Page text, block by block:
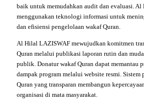
baik untuk memudahkan audit dan evaluasi.
menggunakan teknologi informasi untuk
dan efisiensi pengelolaan wakaf Quran.
Al Hilal LAZISWAF mewujudkan komitmen
Quran melalui publikasi laporan rutin dan
publik. Donatur wakaf Quran dapat memantau
dampak program melalui website resmi. Sistem
Quran yang transparan membangun
organisasi di mata masyarakat.